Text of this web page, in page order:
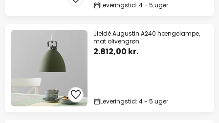
Leveringstid: 4 - 5 uger
Jieldé Augustin A240 hængelampe,
mat olivengrøn
2.812,00 kr.
Leveringstid: 4 - 5 uger